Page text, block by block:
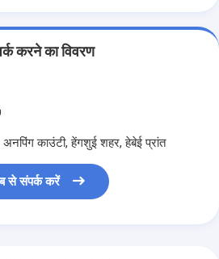
करने का विवरण
अनपिंग काउंटी, हेंगशुई शहर, हेबेई प्रांत
से संपर्क करें